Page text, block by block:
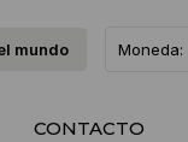
mundo Moneda:
CONTACTO